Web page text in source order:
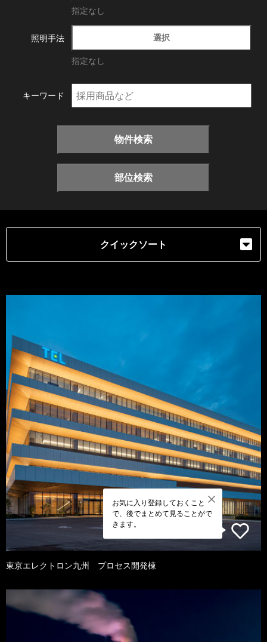
指定なし
照明手法 選択
指定なし
キーワード
物件検索
部位検索
クイックソート
お気に入り登録しておくこと
で、後でまとめて見ることがで
きます。
東京エレクトロン九州 プロセス開発棟